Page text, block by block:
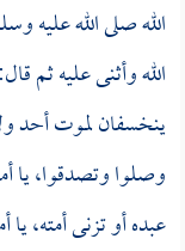
الله صلى الله
الله وأثنى عليه ثم
ينخسفان لموت أحد ولا
وصلوا وتصدقوا، يا
عبده أو تزنى أمته،